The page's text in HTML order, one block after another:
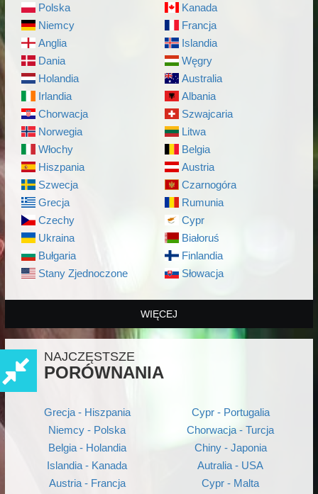
Polska
Niemcy
Anglia
Dania
Holandia
Irlandia
Chorwacja
Norwegia
Włochy
Hiszpania
Szwecja
Grecja
Czechy
Ukraina
Bułgaria
Stany Zjednoczone
Kanada
Francja
Islandia
Węgry
Australia
Albania
Szwajcaria
Litwa
Belgia
Austria
Czarnogóra
Rumunia
Cypr
Białoruś
Finlandia
Słowacja
WIĘCEJ
NAJCZĘSTSZE
PORÓWNANIA
Grecja - Hiszpania
Niemcy - Polska
Belgia - Holandia
Islandia - Kanada
Austria - Francja
Cypr - Portugalia
Chorwacja - Turcja
Chiny - Japonia
Autralia - USA
Cypr - Malta